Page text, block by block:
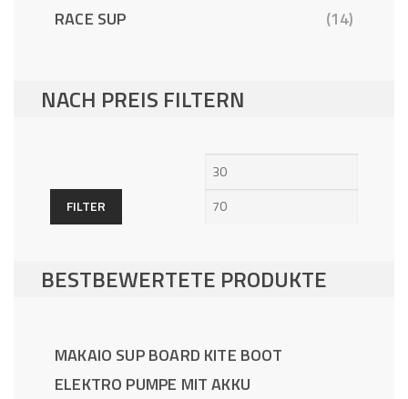
RACE SUP
(14)
NACH PREIS FILTERN
Min.
Preis
FILTER
BESTBEWERTETE PRODUKTE
MAKAIO SUP BOARD KITE BOOT
ELEKTRO PUMPE MIT AKKU